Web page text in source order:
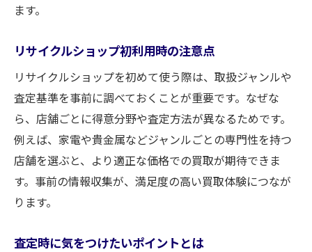
ます。
リサイクルショップ初利用時の注意点
リサイクルショップを初めて使う際は、取扱ジャンルや
査定基準を事前に調べておくことが重要です。なぜな
ら、店舗ごとに得意分野や査定方法が異なるためです。
例えば、家電や貴金属などジャンルごとの専門性を持つ
店舗を選ぶと、より適正な価格での買取が期待できま
す。事前の情報収集が、満足度の高い買取体験につなが
ります。
査定時に気をつけたいポイントとは